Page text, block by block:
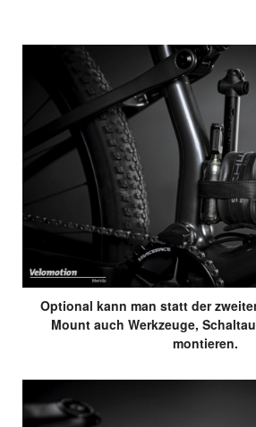
Optional kann man statt der
Mount auch Werkzeuge,
montieren.